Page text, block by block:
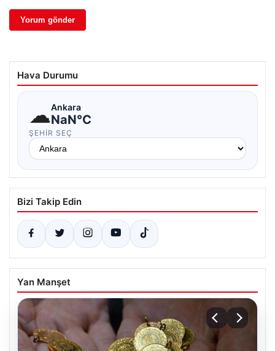
Hava Durumu
☁Ankara
NaN°C
ŞEHIR SEÇ
Bizi Takip Edin
Yan Manşet